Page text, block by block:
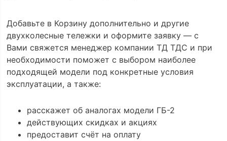
Добавьте в Корзину дополнительно и другие
двухколесные тележки и оформите заявку — с
Вами свяжется менеджер компании ТД ТДС и при
необходимости поможет с выбором наиболее
подходящей модели под конкретные условия
эксплуатации, а также:
расскажет об аналогах модели ГБ-2
действующих скидках и акциях
предоставит счёт на оплату